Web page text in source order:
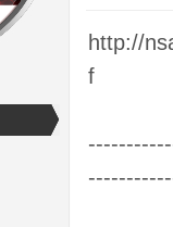
http://
f